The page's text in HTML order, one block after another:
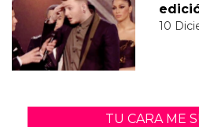
10
TU CARA ME